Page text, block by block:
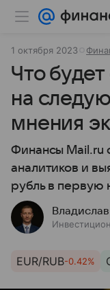
1 октября 2023
Что
на
мнения
Финансы Mail.ru
аналитиков и
рубль в первую
EUR/RUB-0.42%